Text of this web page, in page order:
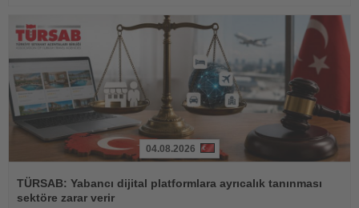
Oku
04.08.2026
TÜRSAB: Yabancı dijital platformlara ayrıcalık tanınması
sektöre zarar verir